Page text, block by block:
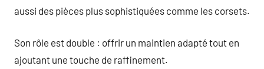
aussi des pièces plus sophistiquées comme les corsets.
Son rôle est double : offrir un maintien adapté tout en
ajoutant une touche de raffinement.